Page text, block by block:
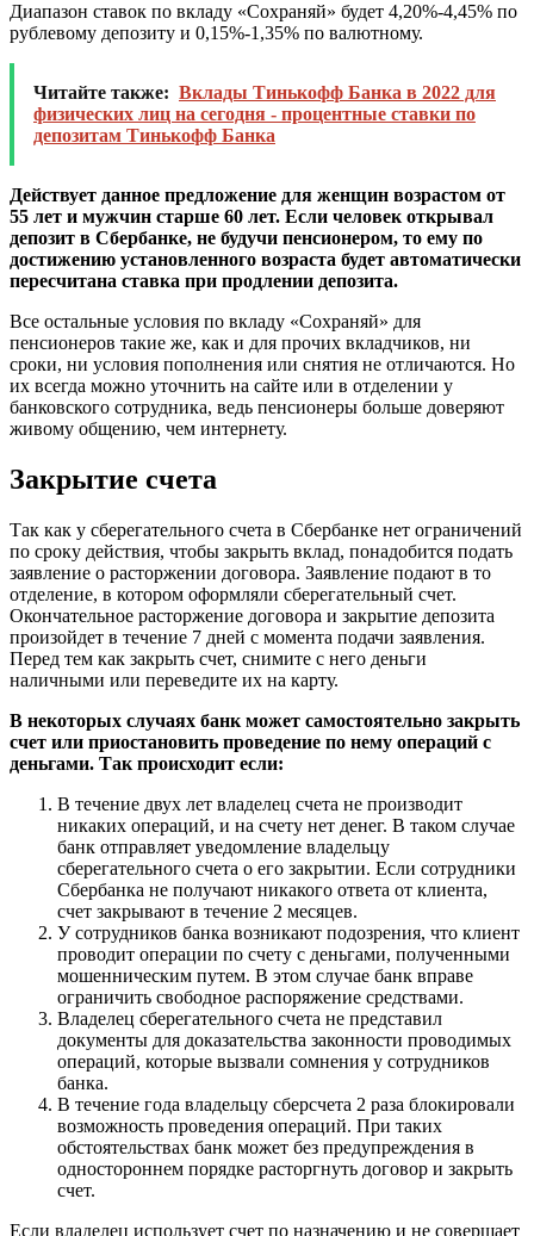
Диапазон ставок по вкладу «Сохраняй» будет 4,20%-4,45% по
рублевому депозиту и 0,15%-1,35% по валютному.
Читайте также: Вклады Тинькофф Банка в 2022 для
физических лиц на сегодня - процентные ставки по
депозитам Тинькофф Банка
Действует данное предложение для женщин возрастом от
55 лет и мужчин старше 60 лет. Если человек открывал
депозит в Сбербанке, не будучи пенсионером, то ему по
достижению установленного возраста будет автоматически
пересчитана ставка при продлении депозита.
Все остальные условия по вкладу «Сохраняй» для
пенсионеров такие же, как и для прочих вкладчиков, ни
сроки, ни условия пополнения или снятия не отличаются. Но
их всегда можно уточнить на сайте или в отделении у
банковского сотрудника, ведь пенсионеры больше доверяют
живому общению, чем интернету.
Закрытие счета
Так как у сберегательного счета в Сбербанке нет ограничений
по сроку действия, чтобы закрыть вклад, понадобится подать
заявление о расторжении договора. Заявление подают в то
отделение, в котором оформляли сберегательный счет.
Окончательное расторжение договора и закрытие депозита
произойдет в течение 7 дней с момента подачи заявления.
Перед тем как закрыть счет, снимите с него деньги
наличными или переведите их на карту.
В некоторых случаях банк может самостоятельно закрыть
счет или приостановить проведение по нему операций с
деньгами. Так происходит если:
В течение двух лет владелец счета не производит
никаких операций, и на счету нет денег. В таком случае
банк отправляет уведомление владельцу
сберегательного счета о его закрытии. Если сотрудники
Сбербанка не получают никакого ответа от клиента,
счет закрывают в течение 2 месяцев.
У сотрудников банка возникают подозрения, что клиент
проводит операции по счету с деньгами, полученными
мошенническим путем. В этом случае банк вправе
ограничить свободное распоряжение средствами.
Владелец сберегательного счета не представил
документы для доказательства законности проводимых
операций, которые вызвали сомнения у сотрудников
банка.
В течение года владельцу сберсчета 2 раза блокировали
возможность проведения операций. При таких
обстоятельствах банк может без предупреждения в
одностороннем порядке расторгнуть договор и закрыть
счет.
Если владелец использует счет по назначению и не совершает